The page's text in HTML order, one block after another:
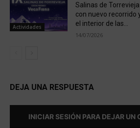
Actividades
Salinas de
con nuevo recorrido
el interior de las...
14/07/2026
DEJA UNA RESPUESTA
INICIAR SESIÓN PARA DEJAR UN